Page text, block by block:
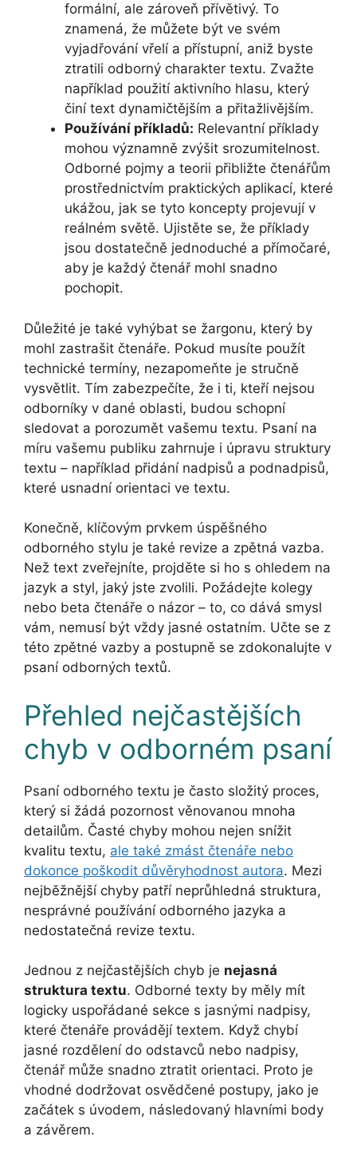
formální, ale zároveň přívětivý. To
znamená, že můžete být ve svém
vyjadřování vřelí a přístupní, aniž byste
ztratili odborný charakter textu. Zvažte
například použití aktivního hlasu, který
činí text dynamičtějším a přitažlivějším.
Používání příkladů: Relevantní příklady
mohou významně zvýšit srozumitelnost.
Odborné pojmy a teorii přibližte čtenářům
prostřednictvím praktických aplikací, které
ukážou, jak se tyto koncepty projevují v
reálném světě. Ujistěte se, že příklady
jsou dostatečně jednoduché a přímočaré,
aby je každý čtenář mohl snadno
pochopit.
Důležité je také vyhýbat se žargonu, který by
mohl zastrašit čtenáře. Pokud musíte použít
technické termíny, nezapomeňte je stručně
vysvětlit. Tím zabezpečíte, že i ti, kteří nejsou
odborníky v dané oblasti, budou schopní
sledovat a porozumět vašemu textu. Psaní na
míru vašemu publiku zahrnuje i úpravu struktury
textu – například přidání nadpisů a podnadpisů,
které usnadní orientaci ve textu.
Konečně, klíčovým prvkem úspěšného
odborného stylu je také revize a zpětná vazba.
Než text zveřejníte, projděte si ho s ohledem na
jazyk a styl, jaký jste zvolili. Požádejte kolegy
nebo beta čtenáře o názor – to, co dává smysl
vám, nemusí být vždy jasné ostatním. Učte se z
této zpětné vazby a postupně se zdokonalujte v
psaní odborných textů.
Přehled nejčastějších
chyb v odborném psaní
Psaní odborného textu je často složitý proces,
který si žádá pozornost věnovanou mnoha
detailům. Časté chyby mohou nejen snížit
kvalitu textu, ale také zmást čtenáře nebo
dokonce poškodit důvěryhodnost autora. Mezi
nejběžnější chyby patří neprůhledná struktura,
nesprávné používání odborného jazyka a
nedostatečná revize textu.
Jednou z nejčastějších chyb je nejasná
struktura textu. Odborné texty by měly mít
logicky uspořádané sekce s jasnými nadpisy,
které čtenáře provádějí textem. Když chybí
jasné rozdělení do odstavců nebo nadpisy,
čtenář může snadno ztratit orientaci. Proto je
vhodné dodržovat osvědčené postupy, jako je
začátek s úvodem, následovaný hlavními body
a závěrem.